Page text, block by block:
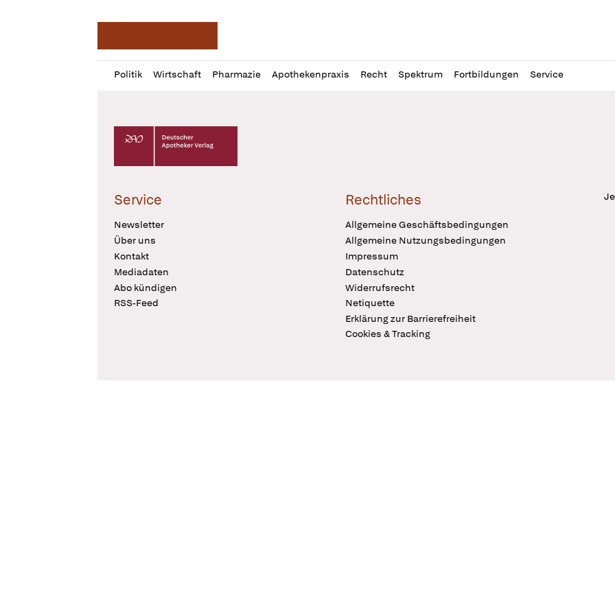
Politik Wirtschaft Pharmazie Apothekenpraxis Recht Spektrum Fortbildungen Service
Profil
öffnen
Daz
Pur
Deutscher Apotheker Verlag Logo
Service
Newsletter
Über uns
Kontakt
Mediadaten
Abo kündigen
RSS-Feed
Rechtliches
Allgemeine Geschäftsbedingungen
Allgemeine Nutzungsbedingungen
Impressum
Datenschutz
Widerrufsrecht
Netiquette
Erklärung zur Barrierefreiheit
Cookies & Tracking